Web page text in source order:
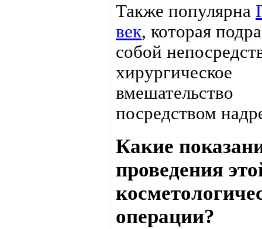
Также популярна
век, которая
собой
хирургическое
вмешательство
посредством
Какие
проведения
операции?